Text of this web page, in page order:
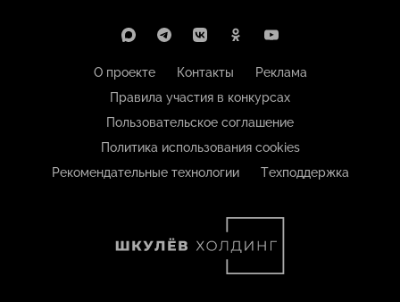
О проекте Контакты
Реклама
Правила участия в конкурсах
Пользовательское соглашение
Политика использования cookies
Рекомендательные технологии
Техподдержка